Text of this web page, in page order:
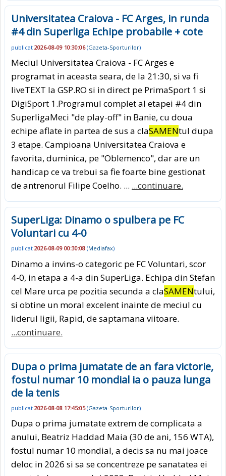
Universitatea Craiova - FC Arges, in runda
#4 din Superliga Echipe probabile + cote
publicat 2026-08-09 10:30:06(Gazeta-Sporturilor)
Meciul Universitatea Craiova - FC Arges e
programat in aceasta seara, de la 21:30, si va fi
liveTEXT la GSP.RO si in direct pe PrimaSport 1 si
DigiSport 1.Programul complet al etapei #4 din
SuperligaMeci "de play-off" in Banie, cu doua
echipe aflate in partea de sus a claSAMENtul dupa
3 etape. Campioana Universitatea Craiova e
favorita, duminica, pe "Oblemenco", dar are un
handicap ce va trebui sa fie foarte bine gestionat
de antrenorul Filipe Coelho. ... ...continuare.
SuperLiga: Dinamo o spulbera pe FC
Voluntari cu 4-0
publicat 2026-08-09 00:30:08 (Mediafax)
Dinamo a invins-o categoric pe FC Voluntari, scor
4-0, in etapa a 4-a din SuperLiga. Echipa din Stefan
cel Mare urca pe pozitia secunda a claSAMENtului,
si obtine un moral excelent inainte de meciul cu
liderul ligii, Rapid, de saptamana viitoare.
...continuare.
Dupa o prima jumatate de an fara victorie,
fostul numar 10 mondial ia o pauza lunga
de la tenis
publicat 2026-08-08 17:45:05(Gazeta-Sporturilor)
Dupa o prima jumatate extrem de complicata a
anului, Beatriz Haddad Maia (30 de ani, 156 WTA),
fostul numar 10 mondial, a decis sa nu mai joace
deloc in 2026 si sa se concentreze pe sanatatea ei